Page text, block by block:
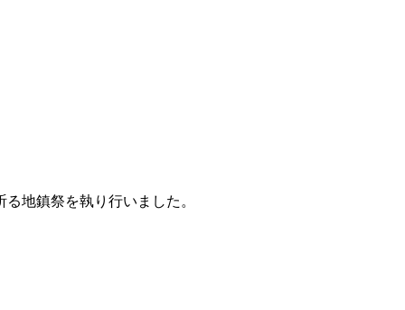
地鎮祭を執り行いました。